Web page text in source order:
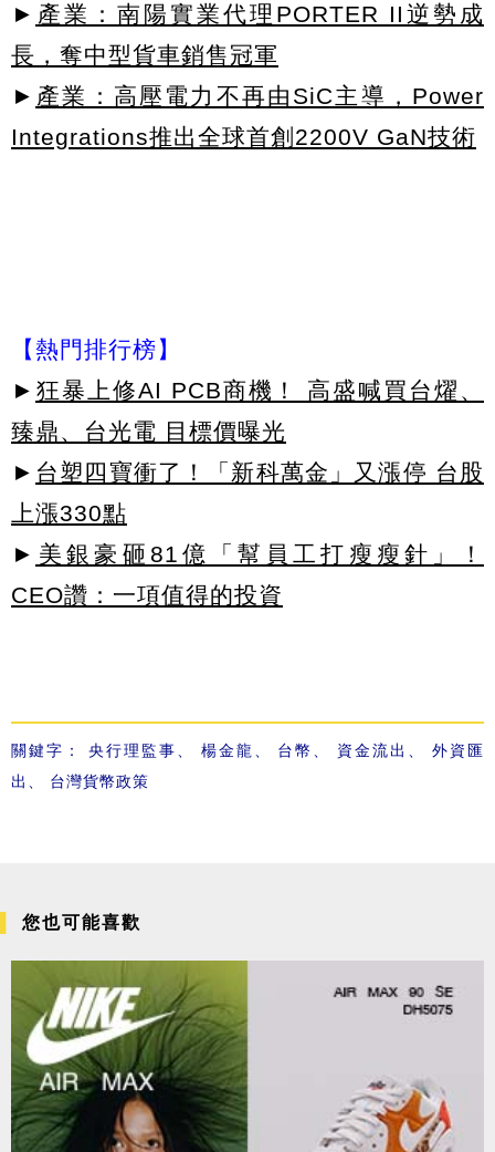
► 產業：南陽實業代理PORTER II逆勢成
長，奪中型貨車銷售冠軍
► 產業：高壓電力不再由SiC主導，Power
Integrations推出全球首創2200V GaN技術
【熱門排行榜】
► 狂暴上修AI PCB商機！ 高盛喊買台燿、
臻鼎、台光電 目標價曝光
► 台塑四寶衝了！「新科萬金」又漲停 台股
上漲330點
► 美銀豪砸81億「幫員工打瘦瘦針」！
CEO讚：一項值得的投資
關鍵字： 央行理監事 楊金龍 台幣 資金流出 、外資匯
出
台灣貨幣政策
您也可能喜歡